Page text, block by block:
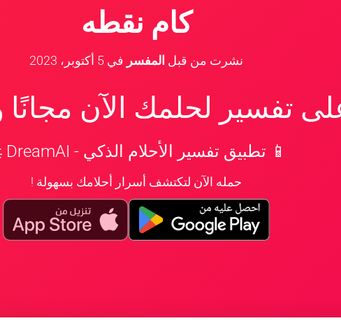
كام نقطه
نشرت من قبل المفسر في 5 أكتوبر، 2023
تفسير لحلمك الآن
📱 تطبيق تفسير الأحلام الذكي - DreamAI 🚀
حمله الآن لتكتشف أسرار أحلامك بسهولة !